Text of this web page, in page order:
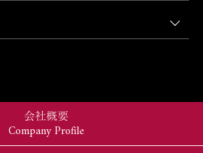
会社概要
Company Profile